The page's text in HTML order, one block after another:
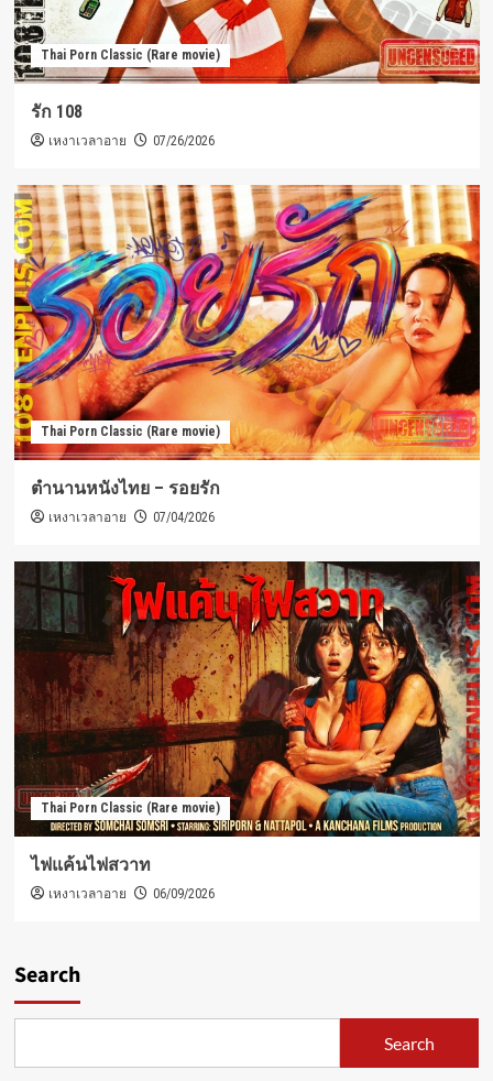
Thai Porn Classic (Rare movie)
รัก 108
เหงาเวลาอาย 07/26/2026
Thai Porn Classic (Rare movie)
ตำนานหนังไทย – รอยรัก
เหงาเวลาอาย 07/04/2026
Thai Porn Classic (Rare movie)
ไฟแค้นไฟสวาท
เหงาเวลาอาย 06/09/2026
Search
Search